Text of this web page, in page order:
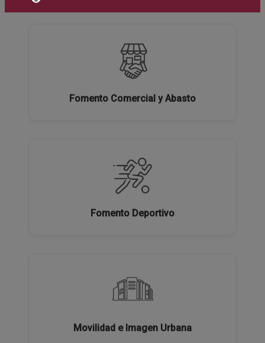
Fomento Comercial y Abasto
Fomento Deportivo
Movilidad e Imagen Urbana